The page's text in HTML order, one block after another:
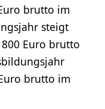
brutto im
steigt
Euro brutto
brutto im